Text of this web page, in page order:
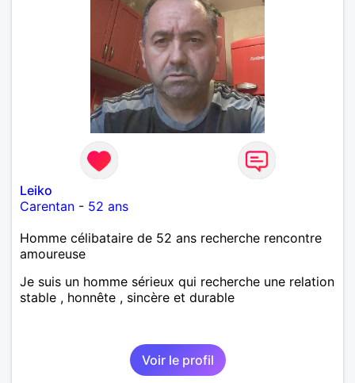
Leiko
Carentan - 52 ans
Homme célibataire de 52 ans recherche rencontre
amoureuse
Je suis un homme sérieux qui recherche une relation
stable , honnête , sincère et durable
Voir le profil